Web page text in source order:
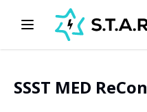
SSST MED ReCon